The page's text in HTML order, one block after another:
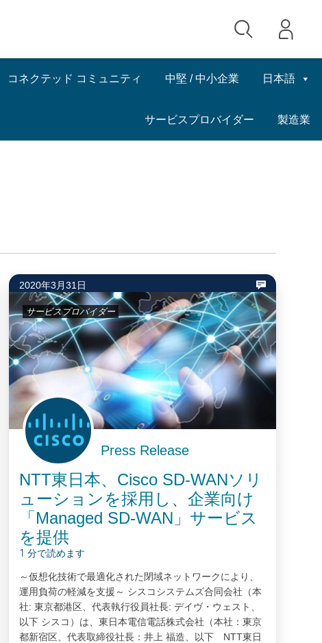
日本語
コネクテッド コミュニティ 中堅 / 中小企業
サービスプロバイダー 製造業
2020年3月31日
サービスプロバイダー
Press Release
NTT東日本、Cisco SD-WANソリ
ューションを採用し、企業向け
「Managed SD-WAN」サービス
を提供
1 分で読めます
～仮想化技術で最適化された閉域ネットワークにより、
運用負荷の軽減を支援～ シスコシステムズ合同会社（本
社: 東京都港区、代表執行役員社長: デイヴ・ウェスト、
以下 シスコ）は、東日本電信電話株式会社（本社：東京
都新宿区、代表取締役社長：井上 福造、以下 NTT東日